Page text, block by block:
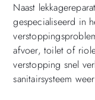
Naast
gespecialiseerd in
afvoer, toilet of
verstopping snel
sanitairsysteem